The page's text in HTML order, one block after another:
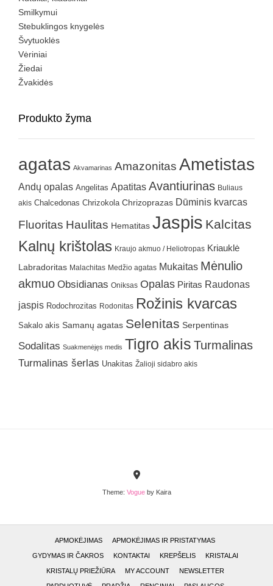
Smilkymui
Stebuklingos knygelės
Švytuoklės
Vėriniai
Žiedai
Žvakidės
Produkto žyma
agatas Akvamarinas Amazonitas Ametistas
Andų opalas Angelitas Apatitas Avantiurinas Buliaus
akis Chalcedonas Chrizokola Chrizoprazas Dūminis kvarcas
Fluoritas Haulitas Hematitas Jaspis Kalcitas
Kalnų krištolas Kraujo akmuo / Heliotropas Kriauklė
Labradoritas Malachitas Medžio agatas Mukaitas Mėnulio
akmuo Obsidianas Oniksas Opalas Piritas Raudonas
jaspis Rodochrozitas Rodonitas Rožinis kvarcas
Sakalo akis Samanų agatas Selenitas Serpentinas
Sodalitas Suakmenėjęs medis Tigro akis Turmalinas
Turmalinas šerlas Unakitas Žalioji sidabro akis
Theme: Vogueby Kaira
APMOKĖJIMAS APMOKĖJIMAS IR PRISTATYMAS
GYDYMAS IR ČAKROS KONTAKTAI KREPŠELIS KRISTALAI
KRISTALŲ PRIEŽIŪRA MY ACCOUNT NEWSLETTER